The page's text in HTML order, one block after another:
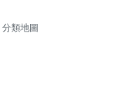
分類地圖